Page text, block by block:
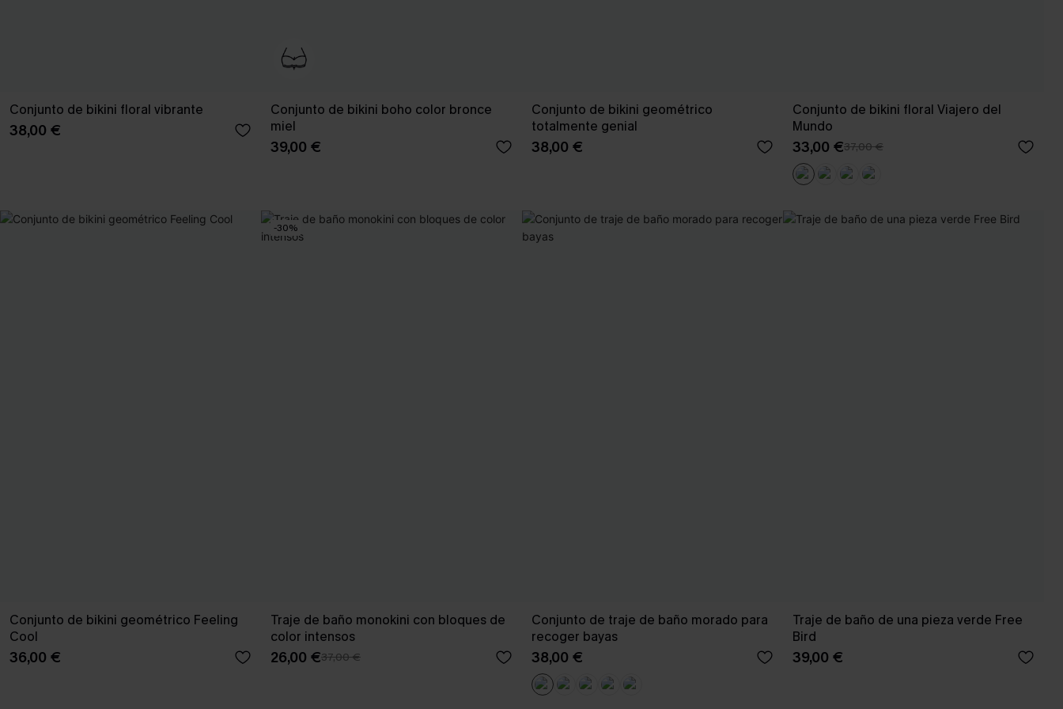
Conjunto de bikini floral vibrante
38,00 €
Conjunto de bikini boho color bronce
miel
39,00 €
Conjunto de bikini geométrico
totalmente genial
38,00 €
Conjunto de bikini floral Viajero del
Mundo
33,00 €37,00 €
Conjunto de bikini geométrico Feeling
Cool
36,00 €
-30%
Traje de baño monokini con bloques de
color intensos
26,00 €37,00 €
Conjunto de traje de baño morado para
recoger bayas
38,00 €
Traje de baño de una pieza verde Free
Bird
39,00 €